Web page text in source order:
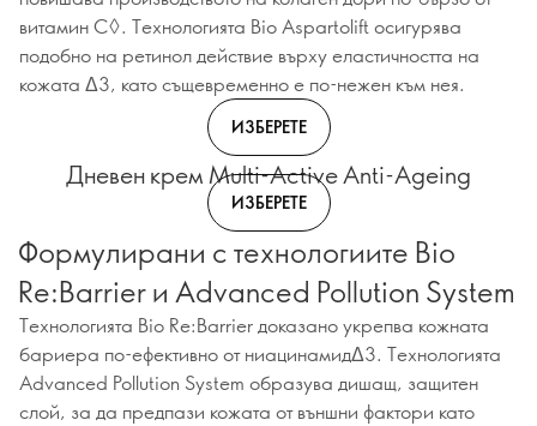
витамин C◊. Технологията Bio Aspartolift осигурява
подобно на ретинол действие върху еластичността на
кожата Δ3, като същевременно е по-нежен към нея.
ИЗБЕРЕТЕ
Дневен крем Multi-Active Anti-Ageing
ИЗБЕРЕТЕ
Формулирани с технологиите Bio
Re:Barrier и Advanced Pollution System
Технологията Bio Re:Barrier доказано укрепва кожната
бариера по-ефективно от ниацинамидΔ3. Технологията
Advanced Pollution System образува дишащ, защитен
слой, за да предпази кожата от външни фактори като